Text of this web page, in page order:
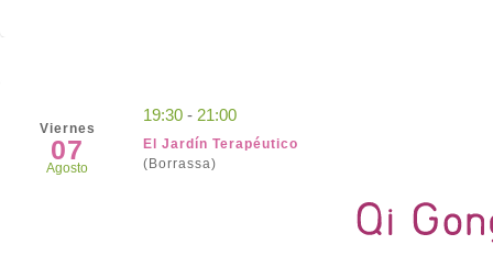
Viernes
07
Agosto
19:30 - 21:00
El Jardín Terapéutico
(Borrassa)